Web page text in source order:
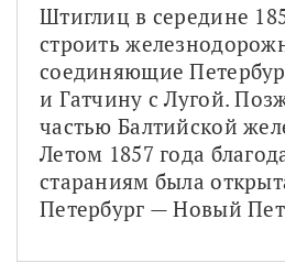
Штиглиц в середине
строить
соединяющие
и Гатчину с Лугой.
частью Балтийской
Летом 1857 года
стараниям была
Петербург — Новый